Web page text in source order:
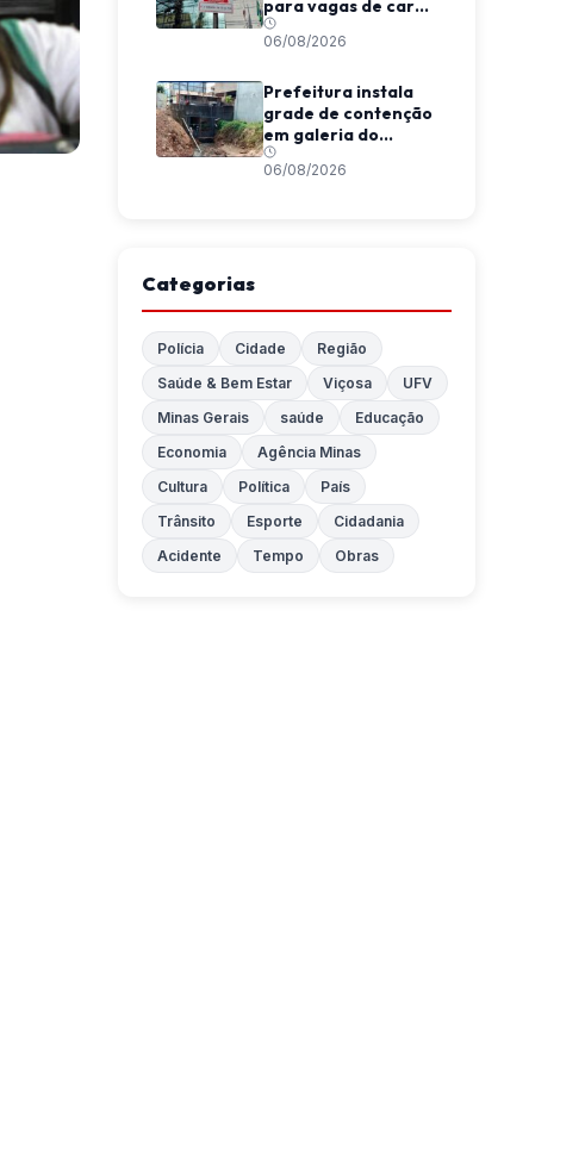
para vagas de carga
e descarga em
Viçosa
06/08/2026
Prefeitura instala
grade de contenção
em galeria do
Córrego da
Conceição
06/08/2026
Categorias
Polícia Cidade
Região
Saúde & Bem Estar
Viçosa
UFV
Minas Gerais
saúde
Educação
Economia
Agência Minas
Cultura
Política
País
Trânsito
Esporte
Cidadania
Acidente
Tempo Obras